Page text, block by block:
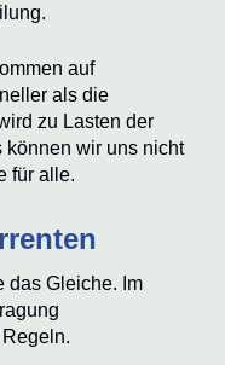
auf
als die
zu Lasten der
können wir uns nicht
für alle.
das Gleiche. Im